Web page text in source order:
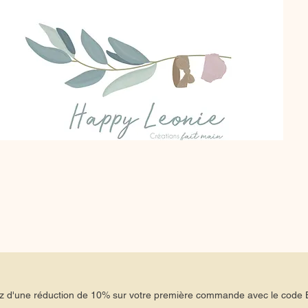
d'une réduction de 10% sur votre première commande avec le code